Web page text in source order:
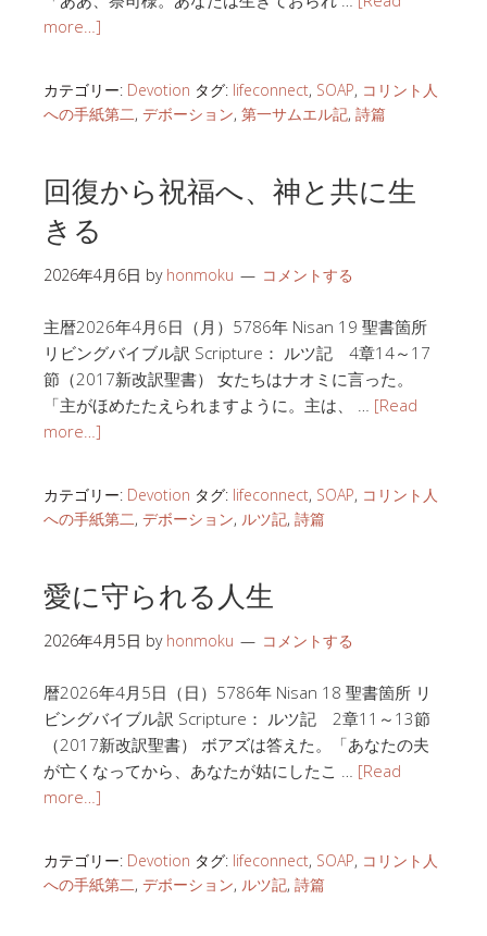
more…]
カテゴリー: Devotion タグ: lifeconnect, SOAP, コリント人
への手紙第二, デボーション, 第一サムエル記, 詩篇
回復から祝福へ、神と共に生
きる
2026年4月6日 by honmoku コメントする
主暦2026年4月6日（月）5786年 Nisan 19 聖書箇所
リビングバイブル訳 Scripture： ルツ記 4章14～17
節（2017新改訳聖書） 女たちはナオミに言った。
「主がほめたたえられますように。主は、 … [Read
more…]
カテゴリー: Devotion タグ: lifeconnect, SOAP, コリント人
への手紙第二, デボーション, ルツ記, 詩篇
愛に守られる人生
2026年4月5日 by honmoku コメントする
暦2026年4月5日（日）5786年 Nisan 18 聖書箇所 リ
ビングバイブル訳 Scripture： ルツ記 2章11～13節
（2017新改訳聖書） ボアズは答えた。「あなたの夫
が亡くなってから、あなたが姑にしたこ … [Read
more…]
カテゴリー: Devotion タグ: lifeconnect, SOAP, コリント人
への手紙第二, デボーション, ルツ記, 詩篇